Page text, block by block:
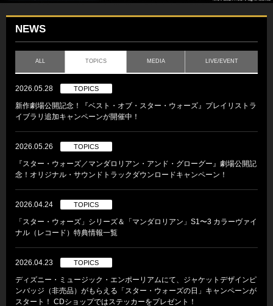
NEWS
ALL TOPICS MEDIA LIVE/EVENT
2026.05.28 TOPICS
新作劇場公開記念！『ベスト・オブ・スター・ウォーズ』プレイリストラ
イブラリ追加キャンペーンが開催中！
2026.05.26 TOPICS
『スター・ウォーズ／マンダロリアン・アンド・グローグー』劇場公開記
念！オリジナル・サウンドトラックダウンロードキャンペーン！
2026.04.24 TOPICS
「スター・ウォーズ」シリーズ＆「マンダロリアン」S1〜3 カラーヴァイ
ナル（レコード）特典情報一覧
2026.04.23 TOPICS
ディズニー・ミュージック・エンポーリアムにて、ジャケットデザインピ
ンバッジ（非売品）がもらえる「スター・ウォーズの日」キャンペーンが
スタート！ CDショップではステッカーをプレゼント！